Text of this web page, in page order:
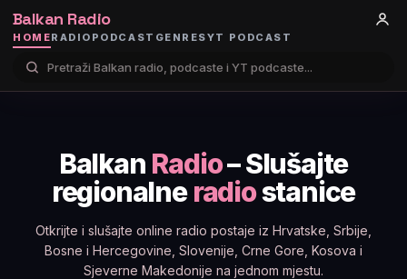
Balkan Radio
HOMERADIO PODCAST GENRESYT PODCAST
Balkan Radio– Slušajte
regionalneradiostanice
Otkrijte i slušajte online radio postaje iz Hrvatske, Srbije,
Bosne i Hercegovine, Slovenije, Crne Gore, Kosova i
Sjeverne Makedonije na jednom mjestu.